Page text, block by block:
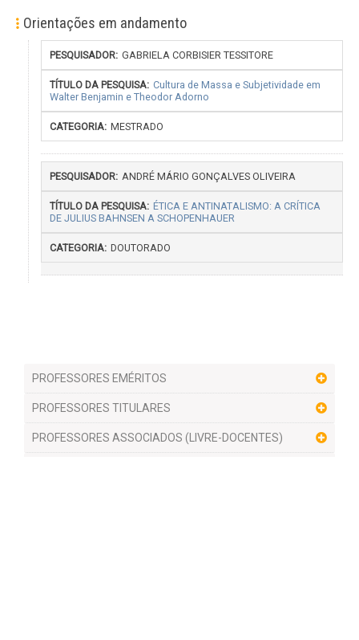
Orientações em andamento
PESQUISADOR
TÍTULO
DA
PESQUISA
CATEGORIA
GABRIELA CORBISIER TESSITORE
Cultura de Massa e Subjetividade em
Walter Benjamin e Theodor Adorno
MESTRADO
ANDRÉ MÁRIO GONÇALVES OLIVEIRA
ÉTICA E ANTINATALISMO: A CRÍTICA
DE JULIUS BAHNSEN A SCHOPENHAUER
DOUTORADO
PROFESSORES EMÉRITOS
PROFESSORES TITULARES
PROFESSORES ASSOCIADOS (LIVRE-DOCENTES)